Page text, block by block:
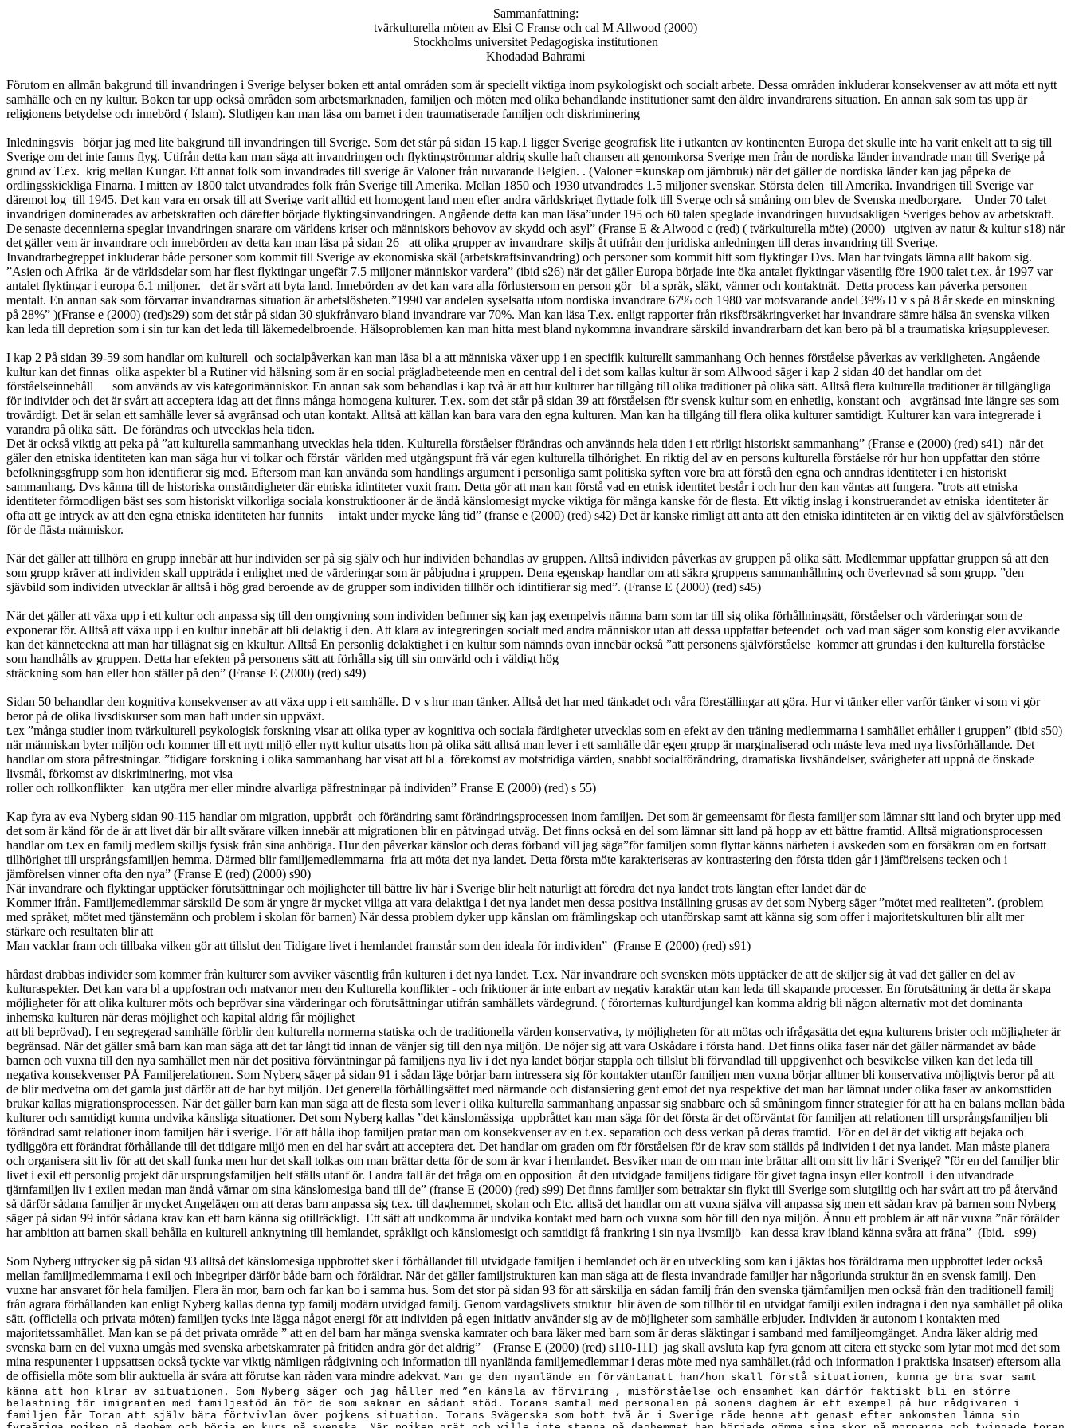
Sammanfattning:
tvärkulturella möten av Elsi C Franse och cal M Allwood (2000)
Stockholms universitet Pedagogiska institutionen
Khodadad Bahrami
Förutom en allmän bakgrund till invandringen i Sverige belyser boken ett antal områden som är speciellt viktiga inom psykologiskt och socialt arbete. Dessa områden inkluderar konsekvenser av att möta ett nytt
samhälle och en ny kultur. Boken tar upp också områden som arbetsmarknaden, familjen och möten med olika behandlande institutioner samt den äldre invandrarens situation. En annan sak som tas upp är
religionens betydelse och innebörd ( Islam). Slutligen kan man läsa om barnet i den traumatiserade familjen och diskriminering
Inledningsvis
börjar jag med lite bakgrund till invandringen till Sverige. Som det står på sidan 15 kap.1 ligger Sverige geografisk lite i utkanten av kontinenten Europa det skulle inte ha varit enkelt att ta sig till
Sverige om det inte fanns flyg. Utifrån detta kan man säga att invandringen och flyktingströmmar aldrig skulle haft chansen att genomkorsa Sverige men från de nordiska länder invandrade man till Sverige på
grund av T.ex. krig mellan Kungar. Ett annat folk som invandrades till sverige är Valoner från nuvarande Belgien. . (Valoner =kunskap om järnbruk) när det gäller de nordiska länder kan jag påpeka de
ordlingsskickliga Finarna. I mitten av 1800 talet utvandrades folk från Sverige till Amerika. Mellan 1850 och 1930 utvandrades 1.5 miljoner svenskar. Största delen till Amerika. Invandrigen till Sverige var
däremot log till 1945. Det kan vara en orsak till att Sverige varit alltid ett homogent land men efter andra världskriget flyttade folk till Sverge och så småning om blev de Svenska medborgare.
Under 70 talet
invandrigen dominerades av arbetskraften och därefter började flyktingsinvandringen. Angående detta kan man läsa”under 195 och 60 talen speglade invandringen huvudsakligen Sveriges behov av arbetskraft.
De senaste decennierna speglar invandringen snarare om världens kriser och människors behovov av skydd och asyl” (Franse E & Alwood c (red) ( tvärkulturella möte) (2000)
utgiven av natur & kultur s18) när
det gäller vem är invandrare och innebörden av detta kan man läsa på sidan 26
att olika grupper av invandrare skiljs åt utifrån den juridiska anledningen till deras invandring till Sverige.
Invandrarbegreppet inkluderar både personer som kommit till Sverige av ekonomiska skäl (arbetskraftsinvandring) och personer som kommit hitt som flyktingar Dvs. Man har tvingats lämna allt bakom sig.
”Asien och Afrika är de världsdelar som har flest flyktingar ungefär 7.5 miljoner människor vardera” (ibid s26) när det gäller Europa började inte öka antalet flyktingar väsentlig före 1900 talet t.ex. år 1997 var
antalet flyktingar i europa 6.1 miljoner.
det är svårt att byta land. Innebörden av det kan vara alla förlustersom en person gör bl a språk, släkt, vänner och kontaktnät. Detta process kan påverka personen
mentalt. En annan sak som förvarrar invandrarnas situation är arbetslösheten.”1990 var andelen syselsatta utom nordiska invandrare 67% och 1980 var motsvarande andel 39% D v s på 8 år skede en minskning
på 28%” )(Franse e (2000) (red)s29) som det står på sidan 30 sjukfrånvaro bland invandrare var 70%. Man kan läsa T.ex. enligt rapporter från riksförsäkringverket har invandrare sämre hälsa än svenska vilken
kan leda till depretion som i sin tur kan det leda till läkemedelbroende. Hälsoproblemen kan man hitta mest bland nykommna invandrare särskild invandrarbarn det kan bero på bl a traumatiska krigsuppleveser.
I kap 2 På sidan 39-59 som handlar om kulturell och socialpåverkan kan man läsa bl a att människa växer upp i en specifik kulturellt sammanhang Och hennes förståelse påverkas av verkligheten. Angående
kultur kan det finnas olika aspekter bl a Rutiner vid hälsning som är en social prägladbeteende men en central del i det som kallas kultur är som Allwood säger i kap 2 sidan 40 det handlar om det
förståelseinnehåll
som används av vis kategorimänniskor. En annan sak som behandlas i kap två är att hur kulturer har tillgång till olika traditioner på olika sätt. Alltså flera kulturella traditioner är tillgängliga
för individer och det är svårt att acceptera idag att det finns många homogena kulturer. T.ex. som det står på sidan 39 att förståelsen för svensk kultur som en enhetlig, konstant och
avgränsad inte längre ses som
trovärdigt. Det är selan ett samhälle lever så avgränsad och utan kontakt. Alltså att källan kan bara vara den egna kulturen. Man kan ha tillgång till flera olika kulturer samtidigt. Kulturer kan vara integrerade i
varandra på olika sätt. De förändras och utvecklas hela tiden.
Det är också viktig att peka på ”att kulturella sammanhang utvecklas hela tiden. Kulturella förståelser förändras och använnds hela tiden i ett rörligt historiskt sammanhang” (Franse e (2000) (red) s41) när det
gäler den etniska identiteten kan man säga hur vi tolkar och förstår världen med utgångspunt frå vår egen kulturella tilhörighet. En riktig del av en persons kulturella förståelse rör hur hon uppfattar den större
befolkningsgfrupp som hon identifierar sig med. Eftersom man kan använda som handlings argument i personliga samt politiska syften vore bra att förstå den egna och anndras identiteter i en historiskt
sammanhang. Dvs känna till de historiska omständigheter där etniska idintiteter vuxit fram. Detta gör att man kan förstå vad en etnisk identitet består i och hur den kan väntas att fungera. ”trots att etniska
identiteter förmodligen bäst ses som historiskt vilkorliga sociala konstruktiooner är de ändå känslomesigt mycke viktiga för många kanske för de flesta. Ett viktig inslag i konstruerandet av etniska identiteter är
ofta att ge intryck av att den egna etniska identiteten har funnits
intakt under mycke lång tid” (franse e (2000) (red) s42) Det är kanske rimligt att anta att den etniska idintiteten är en viktig del av självförståelsen
för de flästa människor.
När det gäller att tillhöra en grupp innebär att hur individen ser på sig själv och hur individen behandlas av gruppen. Alltså individen påverkas av gruppen på olika sätt. Medlemmar uppfattar gruppen så att den
som grupp kräver att individen skall uppträda i enlighet med de värderingar som är påbjudna i gruppen. Dena egenskap handlar om att säkra gruppens sammanhållning och överlevnad så som grupp. ”den
sjävbild som individen utvecklar är alltså i hög grad beroende av de grupper som individen tillhör och idintifierar sig med”. (Franse E (2000) (red) s45)
När det gäller att växa upp i ett kultur och anpassa sig till den omgivning som individen befinner sig kan jag exempelvis nämna barn som tar till sig olika förhållningsätt, förståelser och värderingar som de
exponerar för. Alltså att växa upp i en kultur innebär att bli delaktig i den. Att klara av integreringen socialt med andra människor utan att dessa uppfattar beteendet och vad man säger som konstig eler avvikande
kan det känneteckna att man har tillägnat sig en kkultur. Alltså En personlig delaktighet i en kultur som nämnds ovan innebär också ”att personens självförståelse kommer att grundas i den kulturella förståelse
som handhålls av gruppen. Detta har efekten på personens sätt att förhålla sig till sin omvärld och i väldigt hög
sträckning som han eller hon ställer på den” (Franse E (2000) (red) s49)
Sidan 50 behandlar den kognitiva konsekvenser av att växa upp i ett samhälle. D v s hur man tänker. Alltså det har med tänkadet och våra föreställingar att göra. Hur vi tänker eller varför tänker vi som vi gör
beror på de olika livsdiskurser som man haft under sin uppväxt.
t.ex ”många studier inom tvärkulturell psykologisk forskning visar att olika typer av kognitiva och sociala färdigheter utvecklas som en efekt av den träning medlemmarna i samhället erhåller i gruppen” (ibid s50)
när människan byter miljön och kommer till ett nytt miljö eller nytt kultur utsatts hon på olika sätt alltså man lever i ett samhälle där egen grupp är marginaliserad och måste leva med nya livsförhållande. Det
handlar om stora påfrestningar. ”tidigare forskning i olika sammanhang har visat att bl a förekomst av motstridiga värden, snabbt socialförändring, dramatiska livshändelser, svårigheter att uppnå de önskade
livsmål, förkomst av diskriminering, mot visa
roller och rollkonflikter
kan utgöra mer eller mindre alvarliga påfrestningar på individen” Franse E (2000) (red) s 55)
Kap fyra av eva Nyberg sidan 90-115 handlar om migration, uppbråt och förändring samt förändringsprocessen inom familjen. Det som är gemeensamt för flesta familjer som lämnar sitt land och bryter upp med
det som är känd för de är att livet där bir allt svårare vilken innebär att migrationen blir en påtvingad utväg. Det finns också en del som lämnar sitt land på hopp av ett bättre framtid. Alltså migrationsprocessen
handlar om t.ex en familj medlem skilljs fysisk från sina anhöriga. Hur den påverkar känslor och deras förband vill jag säga”för familjen somn flyttar känns närheten i avskeden som en försäkran om en fortsatt
tillhörighet till ursprångsfamiljen hemma. Därmed blir familjemedlemmarna fria att möta det nya landet. Detta första möte karakteriseras av kontrastering den första tiden går i jämförelsens tecken och i
jämförelsen vinner ofta den nya” (Franse E (red) (2000) s90)
När invandrare och flyktingar upptäcker förutsättningar och möjligheter till bättre liv här i Sverige blir helt naturligt att föredra det nya landet trots längtan efter landet där de
Kommer ifrån. Familjemedlemmar särskild De som är yngre är mycket viliga att vara delaktiga i det nya landet men dessa positiva inställning grusas av det som Nyberg säger ”mötet med realiteten”. (problem
med språket, mötet med tjänstemänn och problem i skolan för barnen) När dessa problem dyker upp känslan om främlingskap och utanförskap samt att känna sig som offer i majoritetskulturen blir allt mer
stärkare och resultaten blir att
Man vacklar fram och tillbaka vilken gör att tillslut den Tidigare livet i hemlandet framstår som den ideala för individen” (Franse E (2000) (red) s91)
hårdast drabbas individer som kommer från kulturer som avviker väsentlig från kulturen i det nya landet. T.ex. När invandrare och svensken möts upptäcker de att de skiljer sig åt vad det gäller en del av
kulturaspekter. Det kan vara bl a uppfostran och matvanor men den Kulturella konflikter - och friktioner är inte enbart av negativ karaktär utan kan leda till skapande processer. En förutsättning är detta är skapa
möjligheter för att olika kulturer möts och beprövar sina värderingar och förutsättningar utifrån samhällets värdegrund. ( förorternas kulturdjungel kan komma aldrig bli någon alternativ mot det dominanta
inhemska kulturen när deras möjlighet och kapital aldrig får möjlighet
att bli beprövad). I en segregerad samhälle förblir den kulturella normerna statiska och de traditionella värden konservativa, ty möjligheten för att mötas och ifrågasätta det egna kulturens brister och möjligheter är
begränsad. När det gäller små barn kan man säga att det tar långt tid innan de vänjer sig till den nya miljön. De nöjer sig att vara Oskådare i första hand. Det finns olika faser när det gäller närmandet av både
barnen och vuxna till den nya samhället men när det positiva förväntningar på familjens nya liv i det nya landet börjar stappla och tillslut bli förvandlad till uppgivenhet och besvikelse vilken kan det leda till
negativa konsekvenser PÅ Familjerelationen. Som Nyberg säger på sidan 91 i sådan läge börjar barn intressera sig för kontakter utanför familjen men vuxna börjar alltmer bli konservativa möjligtvis beror på att
de blir medvetna om det gamla just därför att de har byt miljön. Det generella förhållingsättet med närmande och distansiering gent emot det nya respektive det man har lämnat under olika faser av ankomsttiden
brukar kallas migrationsprocessen. När det gäller barn kan man säga att de flesta som lever i olika kulturella sammanhang anpassar sig snabbare och så småningom finner strategier för att ha en balans mellan båda
kulturer och samtidigt kunna undvika känsliga situationer. Det som Nyberg kallas ”det känslomässiga uppbråttet kan man säga för det första är det oförväntat för familjen att relationen till ursprångsfamiljen bli
förändrad samt relationer inom familjen här i sverige. För att hålla ihop familjen pratar man om konsekvenser av en t.ex. separation och dess verkan på deras framtid. För en del är det viktig att bejaka och
tydliggöra ett förändrat förhållande till det tidigare miljö men en del har svårt att acceptera det. Det handlar om graden om för förståelsen för de krav som ställds på individen i det nya landet. Man måste planera
och organisera sitt liv för att det skall funka men hur det skall tolkas om man brättar detta för de som är kvar i hemlandet. Besviker man de om man inte brättar allt om sitt liv här i Sverige? ”för en del familjer blir
livet i exil ett personlig projekt där ursprungsfamiljen helt ställs utanf ör. I andra fall är det fråga om en opposition åt den utvidgade familjens tidigare för givet tagna insyn eller kontroll i den utvandrade
tjärnfamiljen liv i exilen medan man ändå värnar om sina känslomesiga band till de” (franse E (2000) (red) s99) Det finns familjer som betraktar sin flykt till Sverige som slutgiltig och har svårt att tro på återvänd
så därför sådana familjer är mycket Angelägen om att deras barn anpassa sig t.ex. till daghemmet, skolan och Etc. alltså det handlar om att vuxna själva vill anpassa sig men ett sådan krav på barnen som Nyberg
säger på sidan 99 inför sådana krav kan ett barn känna sig otillräckligt. Ett sätt att undkomma är undvika kontakt med barn och vuxna som hör till den nya miljön. Ännu ett problem är att när vuxna ”när förälder
har ambition att barnen skall behålla en kulturell anknytning till hemlandet, språkligt och känslomesigt och samtidigt få frankring i sin nya livsmiljö
kan dessa krav ibland känna svåra att fräna” (Ibid. s99)
Som Nyberg uttrycker sig på sidan 93 alltså det känslomesiga uppbrottet sker i förhållandet till utvidgade familjen i hemlandet och är en utveckling som kan i jäktas hos föräldrarna men uppbrottet leder också
mellan familjmedlemmarna i exil och inbegriper därför både barn och föräldrar. När det gäller familjstrukturen kan man säga att de flesta invandrade familjer har någorlunda struktur än en svensk familj. Den
vuxne har ansvaret för hela familjen. Flera än mor, barn och far kan bo i samma hus. Som det stor på sidan 93 för att särskilja en sådan familj från den svenska tjärnfamiljen men också från den traditionell familj
från agrara förhållanden kan enligt Nyberg kallas denna typ familj modärn utvidgad familj. Genom vardagslivets struktur blir även de som tillhör til en utvidgat familji exilen indragna i den nya samhället på olika
sätt. (officiella och privata möten) familjen tycks inte lägga något energi för att individen på egen initiativ använder sig av de möjligheter som samhälle erbjuder. Individen är autonom i kontakten med
majoritetssamhället. Man kan se på det privata område ” att en del barn har många svenska kamrater och bara läker med barn som är deras släktingar i samband med familjeomgänget. Andra läker aldrig med
svenska barn en del vuxna umgås med svenska arbetskamrater på fritiden andra gör det aldrig”
(Franse E (2000) (red) s110-111) jag skall avsluta kap fyra genom att citera ett stycke som lytar mot med det som
mina respunenter i uppsattsen också tyckte var viktig nämligen rådgivning och information till nyanlända familjemedlemmar i deras möte med nya samhället.(råd och information i praktiska insatser) eftersom alla
de offisiella möte som blir auktuella är svåra att förutse kan råden vara mindre adekvat. Man ge den nyanlände en förväntanatt han/hon skall förstå situationen, kunna ge bra svar samt
känna att hon klrar av situationen. Som Nyberg säger och jag håller med ”en känsla av förviring , misförståelse och ensamhet kan därför faktiskt bli en större
belastning för imigranten med familjestöd än för de som saknar en sådant stöd. Torans samtal med personalen på sonens daghem är ett exempel på hur rådgivaren i
familjen får Toran att själv bära förtvivlan över pojkens situation. Torans Svägerska som bott två år i Sverige råde henne att genast efter ankomsten lämna sin